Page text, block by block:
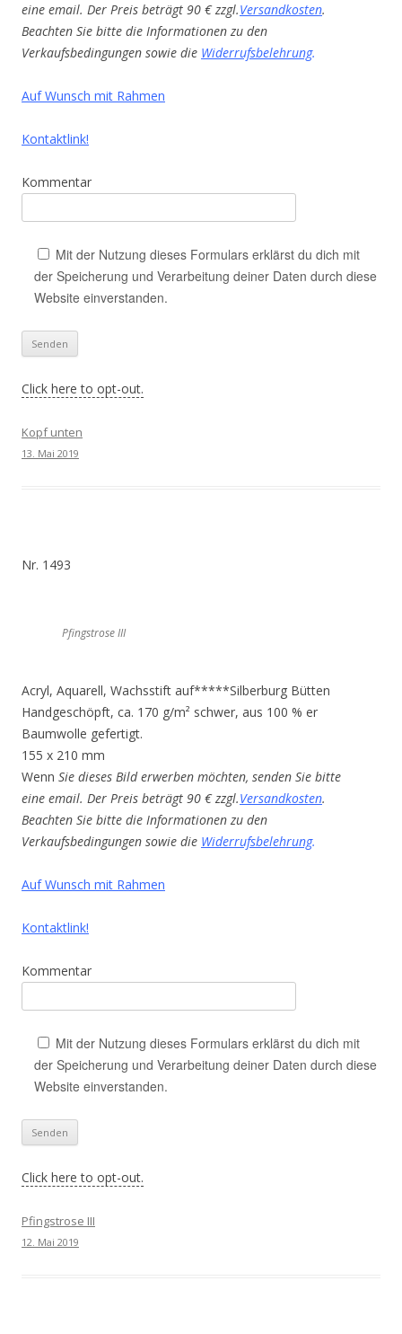
eine email. Der Preis beträgt 90 € zzgl.Versandkosten.
Beachten Sie bitte die Informationen zu den
Verkaufsbedingungen sowie die Widerrufsbelehrung.
Auf Wunsch mit Rahmen
Kontaktlink!
Kommentar
Mit der Nutzung dieses Formulars erklärst du dich mit
der Speicherung und Verarbeitung deiner Daten durch diese
Website einverstanden.
Click here to opt-out.
Kopf unten
13. Mai 2019
Nr. 1493
Pfingstrose III
Acryl, Aquarell, Wachsstift auf*****Silberburg Bütten
Handgeschöpft, ca. 170 g/m² schwer, aus 100 % er
Baumwolle gefertigt.
155 x 210 mm
Wenn Sie dieses Bild erwerben möchten, senden Sie bitte
eine email. Der Preis beträgt 90 € zzgl.Versandkosten.
Beachten Sie bitte die Informationen zu den
Verkaufsbedingungen sowie die Widerrufsbelehrung.
Auf Wunsch mit Rahmen
Kontaktlink!
Kommentar
Mit der Nutzung dieses Formulars erklärst du dich mit
der Speicherung und Verarbeitung deiner Daten durch diese
Website einverstanden.
Click here to opt-out.
Pfingstrose III
12. Mai 2019